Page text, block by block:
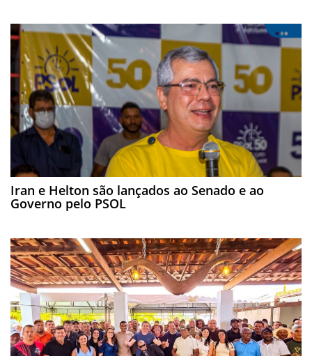
Iran e Helton são lançados ao Senado e ao
Governo pelo PSOL